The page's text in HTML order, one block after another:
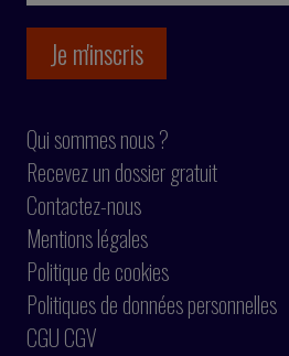
Qui sommes nous ?
Recevez un dossier gratuit
Contactez-nous
Mentions légales
Politique de cookies
Politiques de données personnelles
CGU CGV